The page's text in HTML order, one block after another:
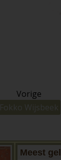
Vorige
Fokko Wijsbeek
Meest